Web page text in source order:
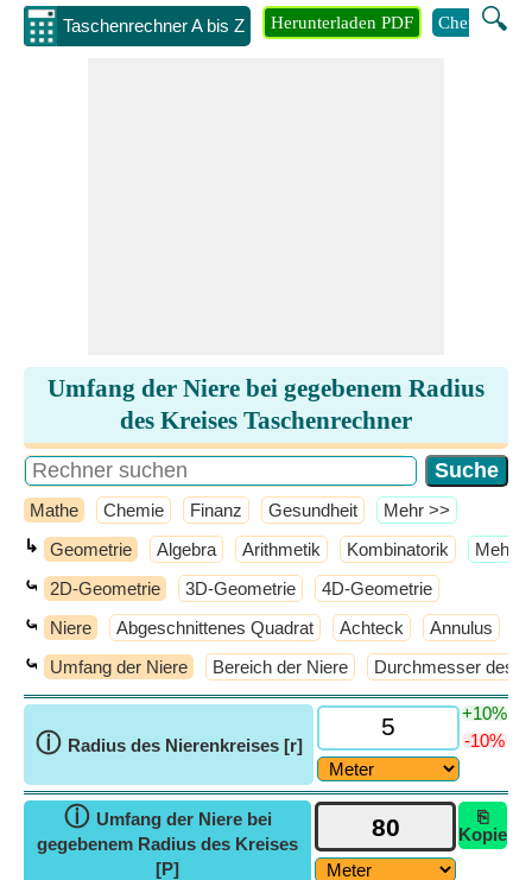
Taschenrechner A bis Z 🔍
Herunterladen PDF Chemie
Umfang der Niere bei gegebenem Radius
des Kreises Taschenrechner
Mathe Chemie Finanz Gesundheit ​Mehr >>
↳ Geometrie Algebra Arithmetik Kombinatorik ​Mehr
⤿ 2D-Geometrie 3D-Geometrie 4D-Geometrie
⤿ Niere Abgeschnittenes Quadrat Achteck Annulus
⤿ Umfang der Niere Bereich der Niere Durchmesser des
ⓘ Radius des Nierenkreises [r]
+10%
-10%
ⓘ Umfang der Niere bei
gegebenem Radius des Kreises
[P]
⎘
Kopie